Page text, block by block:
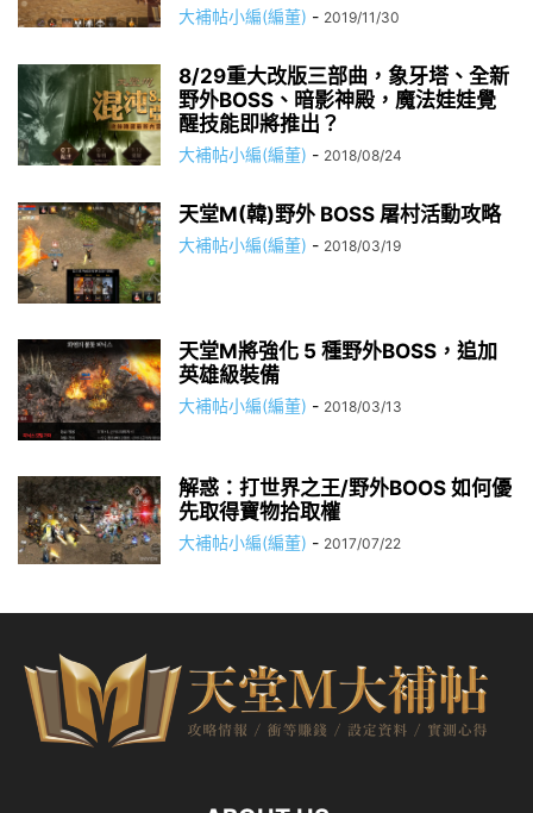
大補帖小編(編董) - 2019/11/30
8/29重大改版三部曲，象牙塔、全新
野外BOSS、暗影神殿，魔法娃娃覺
醒技能即將推出？
大補帖小編(編董) - 2018/08/24
天堂M(韓)野外 BOSS 屠村活動攻略
大補帖小編(編董) - 2018/03/19
天堂M將強化 5 種野外BOSS，追加
英雄級裝備
大補帖小編(編董) - 2018/03/13
解惑：打世界之王/野外BOOS 如何優
先取得寶物拾取權
大補帖小編(編董) - 2017/07/22